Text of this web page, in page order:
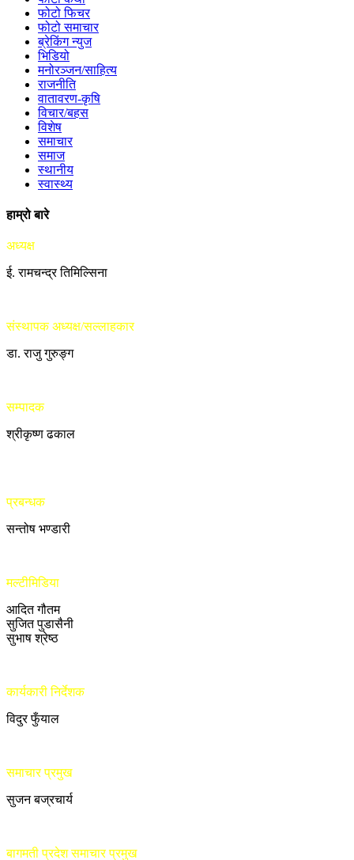
फोटो फिचर
फोटो समाचार
ब्रेकिंग न्युज
भिडियो
मनोरञ्जन/साहित्य
राजनीति
वातावरण-कृषि
विचार/बहस
विशेष
समाचार
समाज
स्थानीय
स्वास्थ्य
हाम्रो बारे
अध्यक्ष
ई. रामचन्द्र तिमिल्सिना
संस्थापक अध्यक्ष/सल्लाहकार
डा. राजु गुरुङ्ग
सम्पादक
श्रीकृष्ण ढकाल
प्रबन्धक
सन्तोष भण्डारी
मल्टीमिडिया
आदित गौतम
सुजित पुडासैनी
सुभाष श्रेष्ठ
कार्यकारी निर्देशक
विदुर फुँयाल
समाचार प्रमुख
सुजन बज्रचार्य
बागमती प्रदेश समाचार प्रमुख